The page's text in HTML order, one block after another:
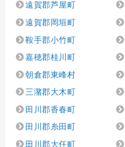
遠賀郡芦屋町
遠賀郡岡垣町
鞍手郡小竹町
嘉穂郡桂川町
朝倉郡東峰村
三潴郡大木町
田川郡香春町
田川郡糸田町
田川郡大任町